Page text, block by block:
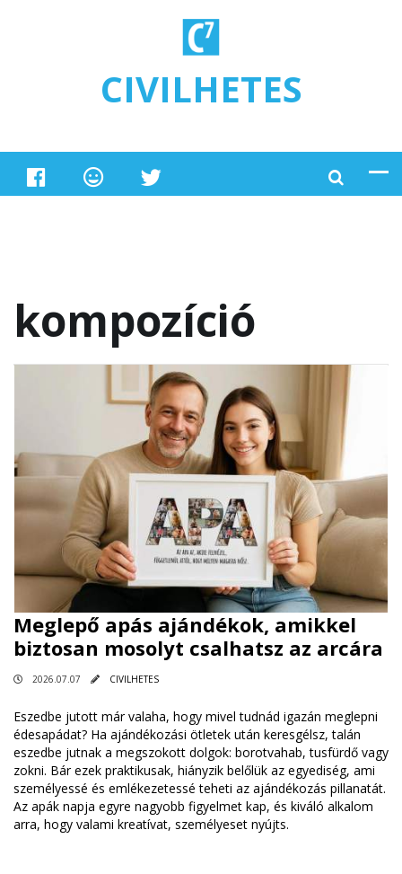
CIVILHETES
kompozíció
Meglepő apás ajándékok, amikkel
biztosan mosolyt csalhatsz az arcára
2026.07.07 CIVILHETES
Eszedbe jutott már valaha, hogy mivel tudnád igazán meglepni
édesapádat? Ha ajándékozási ötletek után keresgélsz, talán
eszedbe jutnak a megszokott dolgok: borotvahab, tusfürdő vagy
zokni. Bár ezek praktikusak, hiányzik belőlük az egyediség, ami
személyessé és emlékezetessé teheti az ajándékozás pillanatát.
Az apák napja egyre nagyobb figyelmet kap, és kiváló alkalom
arra, hogy valami kreatívat, személyeset nyújts.